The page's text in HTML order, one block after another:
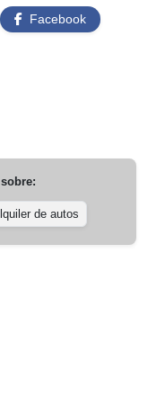
Facebook
sobre:
de autos